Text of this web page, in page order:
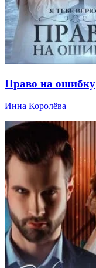
Право на ошибку
Инна Королёва